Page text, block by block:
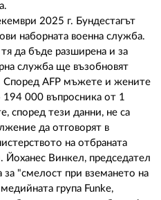
2025 г. Бундестагът
наборната военна служба.
да бъде разширена и за
служба ще възобновят
Според AFP мъжете и жените
000 въпросника от 1
според тези данни, не са
да отговорят в
на отбраната
Йоханес Винкел, председател
"смелост при вземането на
група Funke,